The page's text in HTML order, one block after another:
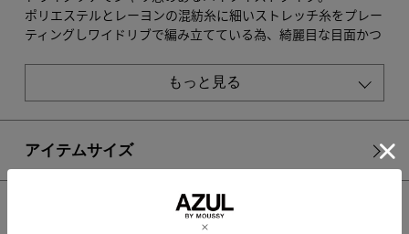
ポリエステルとレーヨンの混紡糸に細いストレッチ糸をプレー
ティングしワイドリブで編み立てている為、綺麗目な目面かつ
光沢感：微光沢
もっと見る
アイテムサイズ